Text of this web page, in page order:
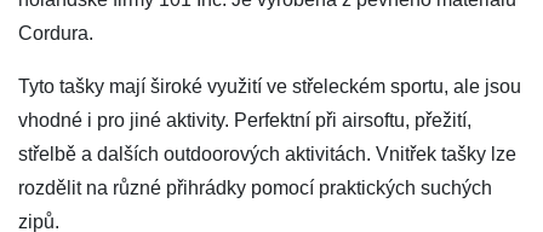
Cordura.
Tyto tašky mají široké využití ve střeleckém sportu, ale jsou
vhodné i pro jiné aktivity. Perfektní při airsoftu, přežití,
střelbě a dalších outdoorových aktivitách. Vnitřek tašky lze
rozdělit na různé přihrádky pomocí praktických suchých
zipů.